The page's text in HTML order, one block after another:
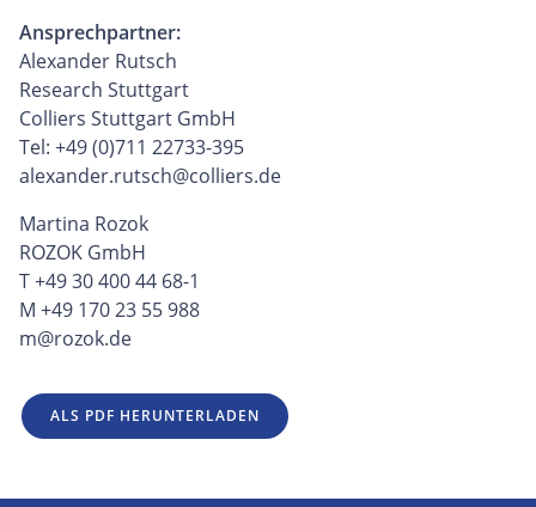
Ansprechpartner:
Alexander Rutsch
Research Stuttgart
Colliers Stuttgart GmbH
Tel: +49 (0)711 22733-395
alexander.rutsch@colliers.de
Martina Rozok
ROZOK GmbH
T +49 30 400 44 68-1
M +49 170 23 55 988
m@rozok.de
ALS PDF HERUNTERLADEN